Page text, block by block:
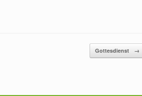
Gottesdienst →